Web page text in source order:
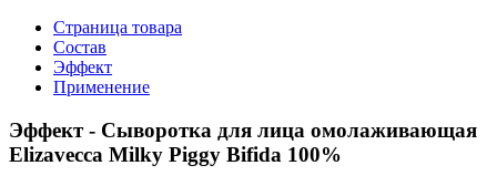
Страница товара
Состав
Эффект
Применение
Эффект - Сыворотка для лица омолаживающая
Elizavecca Milky Piggy Bifida 100%